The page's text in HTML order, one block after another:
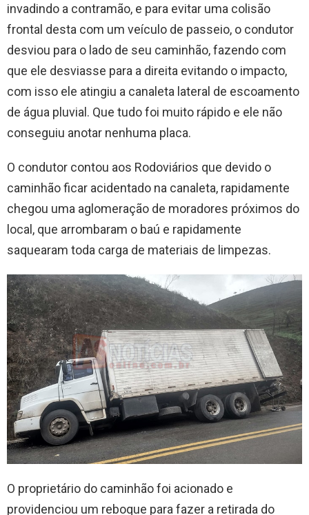
invadindo a contramão, e para evitar uma colisão
frontal desta com um veículo de passeio, o condutor
desviou para o lado de seu caminhão, fazendo com
que ele desviasse para a direita evitando o impacto,
com isso ele atingiu a canaleta lateral de escoamento
de água pluvial. Que tudo foi muito rápido e ele não
conseguiu anotar nenhuma placa.
O condutor contou aos Rodoviários que devido o
caminhão ficar acidentado na canaleta, rapidamente
chegou uma aglomeração de moradores próximos do
local, que arrombaram o baú e rapidamente
saquearam toda carga de materiais de limpezas.
O proprietário do caminhão foi acionado e
providenciou um reboque para fazer a retirada do